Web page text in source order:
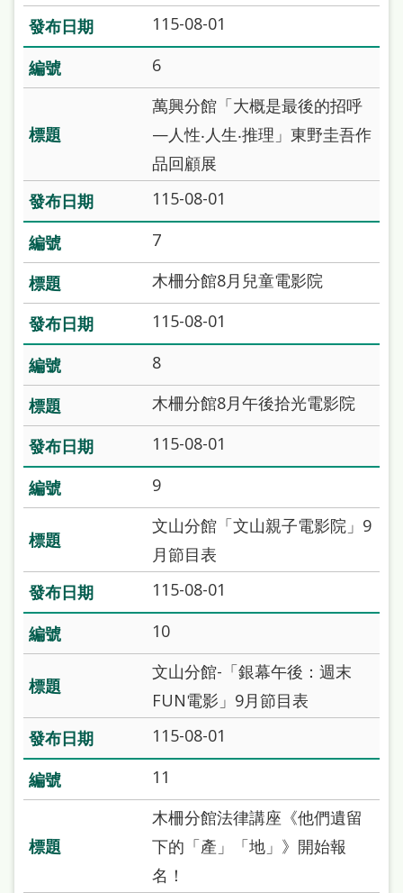
問
答
雙
語
彙
台
北
通
情
系
統
日
本
隱
私
權
及
網
站
安
全
政
115-08-01
6
萬興分館「大概是最後的招呼
—人性‧人生‧推理」東野圭吾作
品回顧展
115-08-01
7
木柵分館8月兒童電影院
115-08-01
8
木柵分館8月午後拾光電影院
115-08-01
9
文山分館「文山親子電影院」9
月節目表
115-08-01
10
文山分館-「銀幕午後：週末
FUN電影」9月節目表
115-08-01
11
木柵分館法律講座《他們遺留
下的「產」「地」》開始報
名！